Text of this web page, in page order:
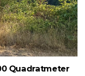
Quadratmeter